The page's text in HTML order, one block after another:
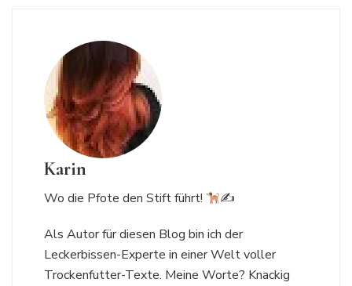
Karin
Wo die Pfote den Stift führt! ✍
Als Autor für diesen Blog bin ich der
Leckerbissen-Experte in einer Welt voller
Trockenfutter-Texte. Meine Worte? Knackig